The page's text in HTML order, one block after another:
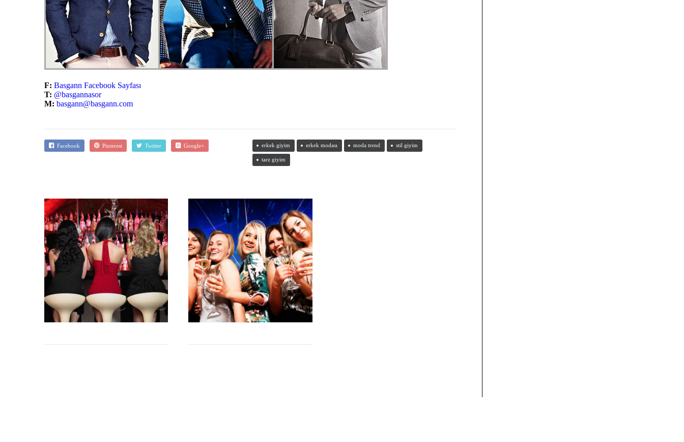
F: Basgann Facebook Sayfası
T: @basgannasor
M: basgann@basgann.com
Facebook Pinterest Twitter Google+ erkek giyim erkek modası moda trend stil giyim
tarz giyim